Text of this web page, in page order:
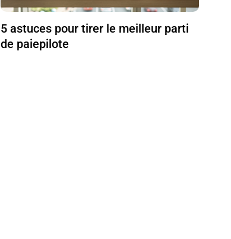
5 astuces pour tirer le meilleur parti
de paiepilote